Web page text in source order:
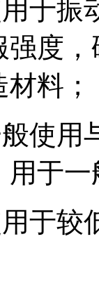
于
度
料；
使
于
于